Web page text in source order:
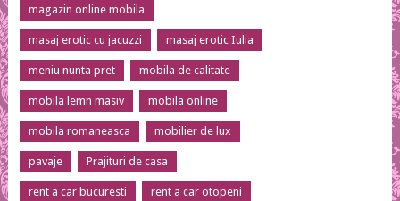
magazin online mobila
masaj erotic cu jacuzzi masaj erotic Iulia
meniu nunta pret mobila de calitate
mobila lemn masiv mobila online
mobila romaneasca mobilier de lux
pavaje Prajituri de casa
rent a car bucuresti rent a car otopeni